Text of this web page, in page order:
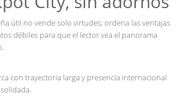
útil no vende solo virtudes; ordena las ventajas
débiles para que el lector vea el panorama
con trayectoria larga y presencia internacional